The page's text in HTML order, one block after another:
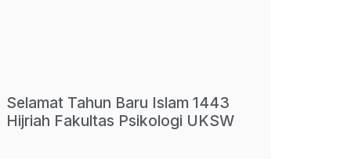
Selamat Tahun Baru Islam 1443
Hijriah Fakultas Psikologi UKSW